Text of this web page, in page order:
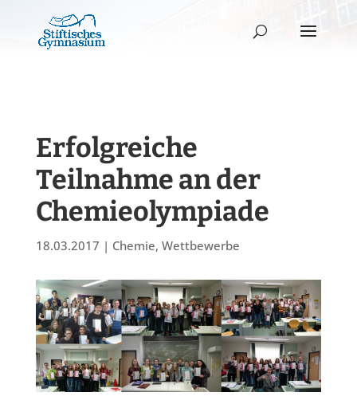
Erfolgreiche
Teilnahme an der
Chemieolympiade
18.03.2017 | Chemie, Wettbewerbe